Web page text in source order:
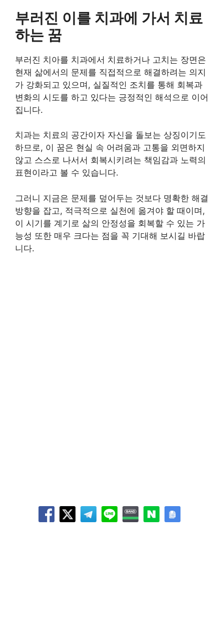
부러진 이를 치과에 가서 치료
하는 꿈
부러진 치아를 치과에서 치료하거나 고치는 장면은
현재 삶에서의 문제를 직접적으로 해결하려는 의지
가 강화되고 있으며, 실질적인 조치를 통해 회복과
변화의 시도를 하고 있다는 긍정적인 해석으로 이어
집니다.
치과는 치료의 공간이자 자신을 돌보는 상징이기도
하므로, 이 꿈은 현실 속 어려움과 고통을 외면하지
않고 스스로 나서서 회복시키려는 책임감과 노력의
표현이라고 볼 수 있습니다.
그러니 지금은 문제를 덮어두는 것보다 명확한 해결
방향을 잡고, 적극적으로 실천에 옮겨야 할 때이며,
이 시기를 계기로 삶의 안정성을 회복할 수 있는 가
능성 또한 매우 크다는 점을 꼭 기대해 보시길 바랍
니다.